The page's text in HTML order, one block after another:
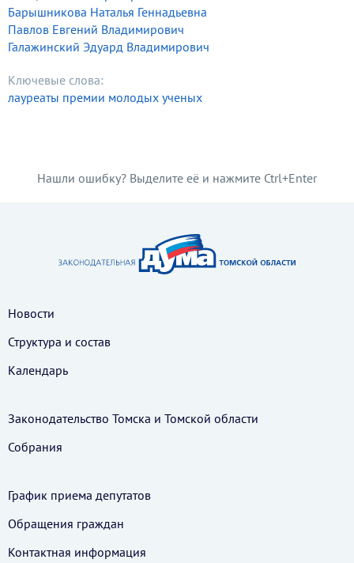
Барышникова Наталья Геннадьевна
Павлов Евгений Владимирович
Галажинский Эдуард Владимирович
Ключевые слова:
лауреаты премии молодых ученых
Нашли ошибку? Выделите её и нажмите Ctrl+Enter
Новости
Структура и состав
Календарь
Законодательство Томска и Томской области
Собрания
График приема депутатов
Обращения граждан
Контактная информация